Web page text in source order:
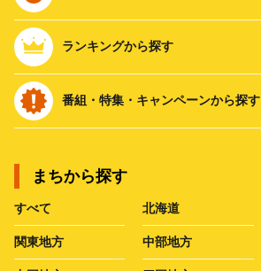
ランキングから探す
番組・特集・キャンペーンから探す
まちから探す
すべて 北海道
関東地方 中部地方